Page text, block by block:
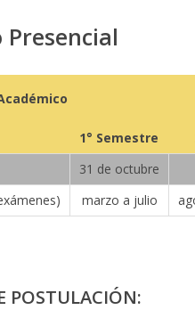
1° Semestre
31 de octubre
marzo a julio
POSTULACIÓN: